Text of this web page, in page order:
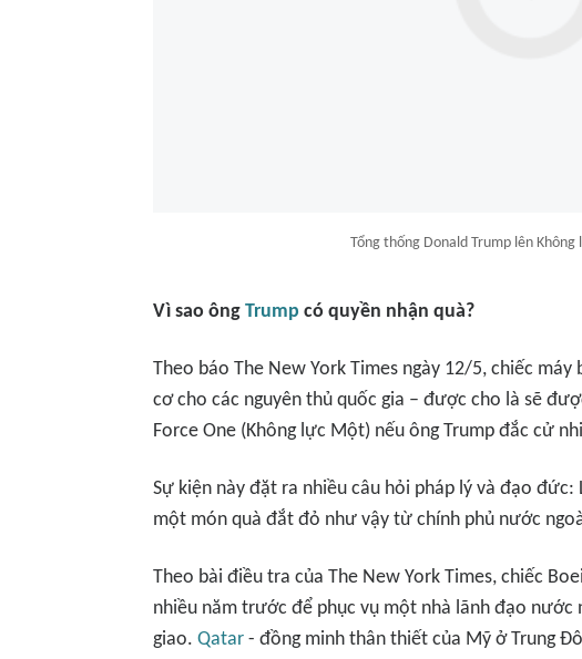
Tổng thống Donald Trump lên
Vì sao ông Trump có quyền nhận quà?
Theo báo The New York Times ngày 12/5, chiếc
cơ cho các nguyên thủ quốc gia – được cho là sẽ
Force One (Không lực Một) nếu ông Trump đắc cử
Sự kiện này đặt ra nhiều câu hỏi pháp lý và đạo
một món quà đắt đỏ như vậy từ chính phủ nước
Theo bài điều tra của The New York Times, chiếc
nhiều năm trước để phục vụ một nhà lãnh đạo nước
giao. Qatar - đồng minh thân thiết của Mỹ ở Trung